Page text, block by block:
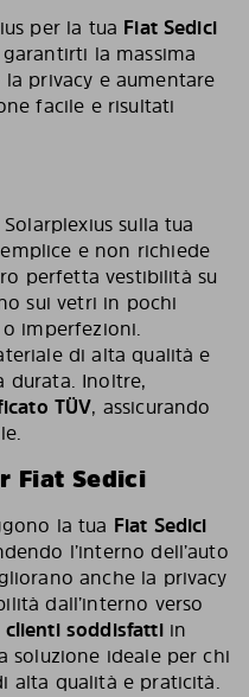
per la tua Fiat Sedici
la massima
privacy e aumentare
facile e risultati
sulla tua
e non richiede
perfetta vestibilità su
sui vetri in pochi
imperfezioni.
di alta qualità e
durata. Inoltre,
TÜV, assicurando
Fiat Sedici
la tua Fiat Sedici
l’interno dell’auto
anche la privacy
dall’interno verso
soddisfattiin
soluzione ideale per chi
alta qualità e praticità.